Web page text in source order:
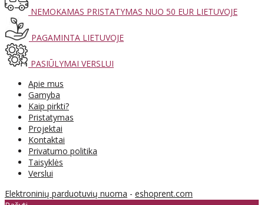
NEMOKAMAS PRISTATYMAS NUO 50 EUR LIETUVOJE
PAGAMINTA LIETUVOJE
PASIŪLYMAI VERSLUI
Apie mus
Gamyba
Kaip pirkti?
Pristatymas
Projektai
Kontaktai
Privatumo politika
Taisyklės
Verslui
Elektroninių parduotuvių nuoma - eshoprent.com